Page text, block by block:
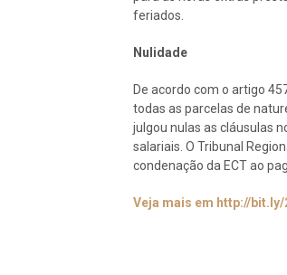
feriados.
Nulidade
De acordo com o artigo
todas as parcelas de
julgou nulas as cláusulas
salariais. O Tribunal
condenação da ECT ao
Veja mais em http://bit.ly/